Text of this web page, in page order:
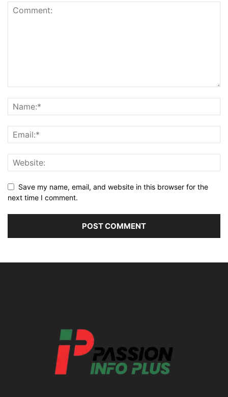
Save my name, email, and website in this browser for the
next time I comment.